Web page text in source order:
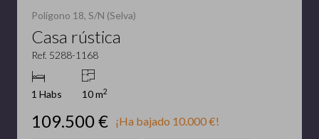
Polígono 18, S/N (Selva)
Casa rústica
Ref. 5288-1168
1 Habs 10 m2
109.500 € ¡Ha bajado 10.000 €!